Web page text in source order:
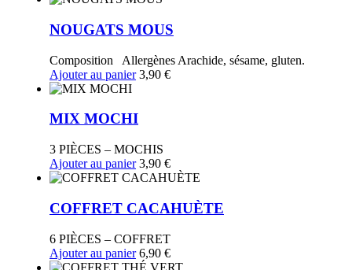
NOUGATS MOUS
Composition Allergènes Arachide, sésame, gluten.
Ajouter au panier 3,90 €
MIX MOCHI
3 PIÈCES – MOCHIS
Ajouter au panier 3,90 €
COFFRET CACAHUÈTE
6 PIÈCES – COFFRET
Ajouter au panier 6,90 €